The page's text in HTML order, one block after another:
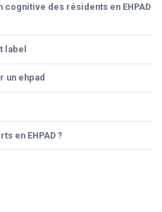
des résidents en EHPAD
label
un ehpad
en EHPAD ?